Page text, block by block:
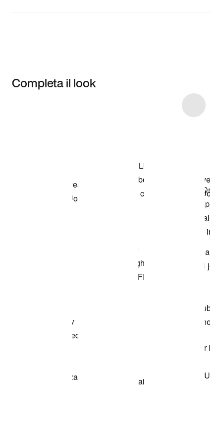
Completa il look